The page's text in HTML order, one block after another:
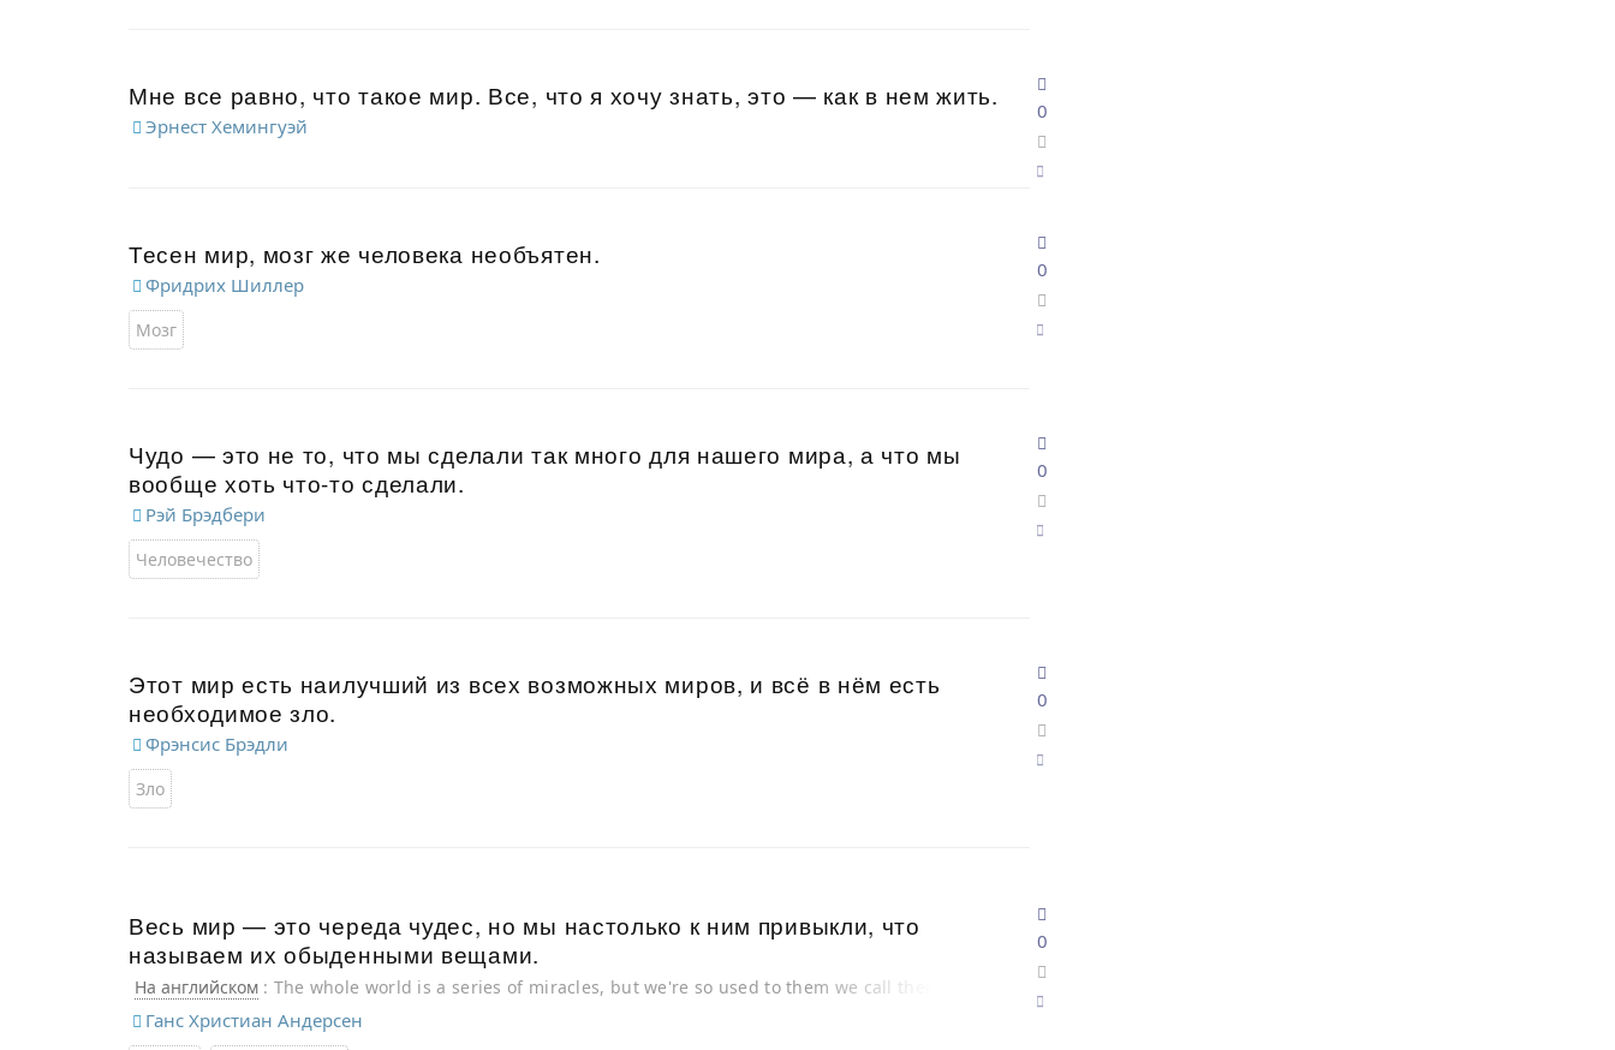
Мне все равно, что такое мир. Все, что я хочу знать, это — как в нем жить.
Эрнест Хемингуэй
0
Тесен мир, мозг же человека необъятен.
Фридрих Шиллер
Мозг
0
Чудо — это не то, что мы сделали так много для нашего мира, а что мы
вообще хоть что-то сделали.
Рэй Брэдбери
Человечество
0
Этот мир есть наилучший из всех возможных миров, и всё в нём есть
необходимое зло.
Фрэнсис Брэдли
Зло
0
Весь мир — это череда чудес, но мы настолько к ним привыкли, что
называем их обыденными вещами.
На английском : The whole world is a series of miracles, but we're so used to them we call them
ordinary things.
Ганс Христиан Андерсен
0